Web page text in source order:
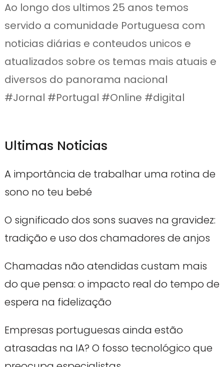
Ao longo dos ultimos 25 anos temos
servido a comunidade Portuguesa com
noticias diárias e conteudos unicos e
atualizados sobre os temas mais atuais e
diversos do panorama nacional
#Jornal #Portugal #Online #digital
Ultimas Noticias
A importância de trabalhar uma rotina de
sono no teu bebé
O significado dos sons suaves na gravidez:
tradição e uso dos chamadores de anjos
Chamadas não atendidas custam mais
do que pensa: o impacto real do tempo de
espera na fidelização
Empresas portuguesas ainda estão
atrasadas na IA? O fosso tecnológico que